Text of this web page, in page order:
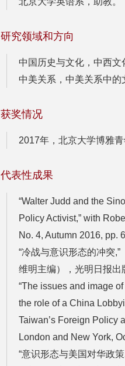
研究领域和方向
中国历史与文化，中西
中美关系，中美关系中的
获奖情况
2017年，北京大学博雅青
代表性成果
“Walter Judd and the
Policy Activist,” with
No. 4, Autumn 2016, pp.
“冷战与意识形态的冲突
维明主编），光明日报出
“The issues and image
the role of a China
Taiwan’s Foreign Policy
London and New York,
“意识形态与美国对华政